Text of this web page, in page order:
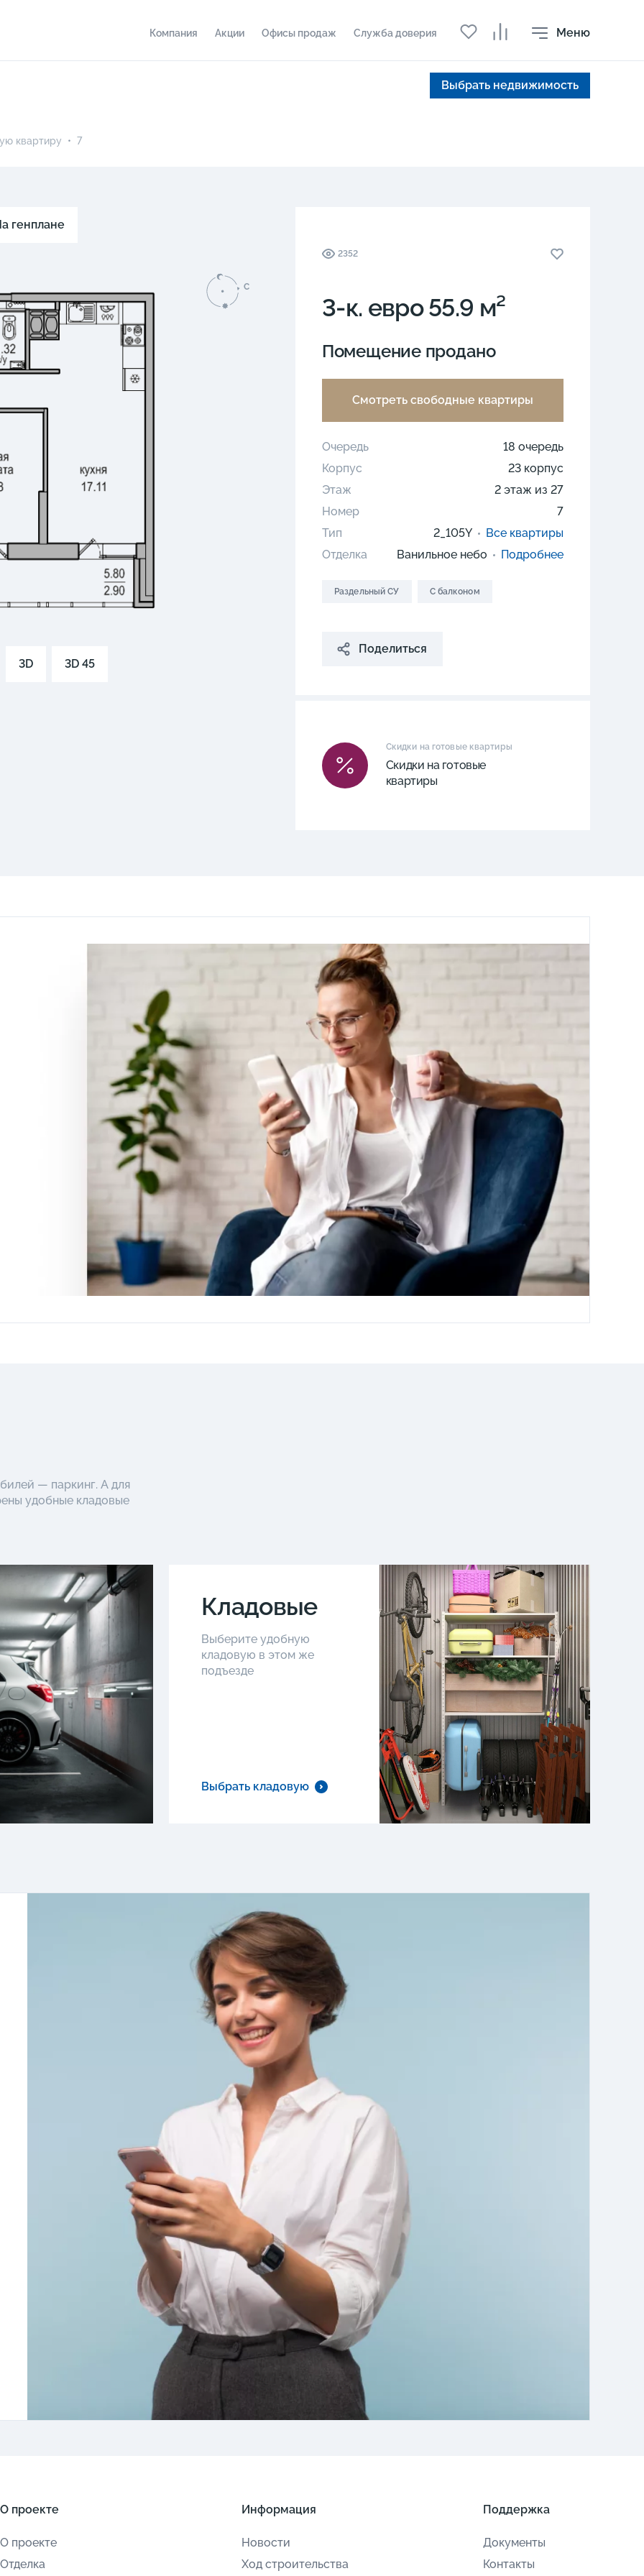
Компания Акции Офисы продаж Служба доверия Меню
Выбрать недвижимость
квартиру • 7
генплане
C
3D 3D 45
2352
3-к. евро 55.9 м²
Помещение продано
Смотреть свободные квартиры
Очередь
18 очередь
Корпус
23 корпус
Этаж
2 этаж из 27
Номер
7
Тип
2_105Y
Все квартиры
Отделка
Ванильное небо Подробнее
Раздельный СУ C балконом
Поделиться
Скидки на готовые квартиры
Скидки на готовые
квартиры
— паркинг. А для
удобные кладовые
Кладовые
Выберите удобную
кладовую в этом же
подъезде
Выбрать кладовую
О проекте
О проекте
Отделка
Информация
Новости
Ход строительства
Поддержка
Документы
Контакты